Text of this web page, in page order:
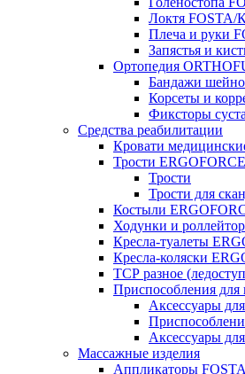
Локтя
Плеча и руки
Запястья и
Ортопедия
Бандажи
Корсеты и
Фиксторы
Средства реабилитации
Кровати
Трости ERGOFORCE
Трости
Трости для
Костыли
Ходунки и
Кресла-туалеты
Кресла-коляски
ТСР разное
Приспособления для
Аксессуары
Аксессуары
Массажные изделия
Аппликаторы